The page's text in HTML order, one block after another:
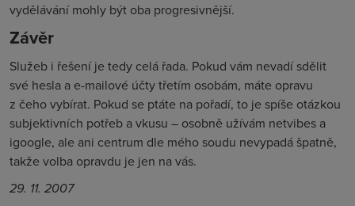
vydělávání mohly být oba progresivnější.
Závěr
Služeb i řešení je tedy celá řada. Pokud vám nevadí sdělit
své hesla a e-mailové účty třetím osobám, máte opravu
z čeho vybírat. Pokud se ptáte na pořadí, to je spíše otázkou
subjektivních potřeb a vkusu – osobně užívám netvibes a
igoogle, ale ani centrum dle mého soudu nevypadá špatně,
takže volba opravdu je jen na vás.
29. 11. 2007